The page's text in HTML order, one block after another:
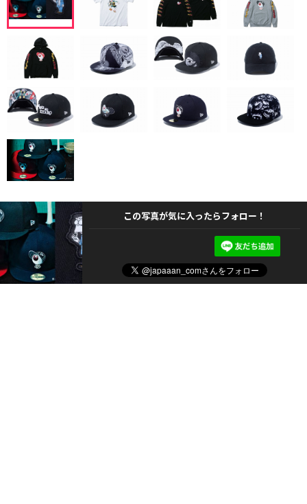
この写真が気に入ったらフォロー！